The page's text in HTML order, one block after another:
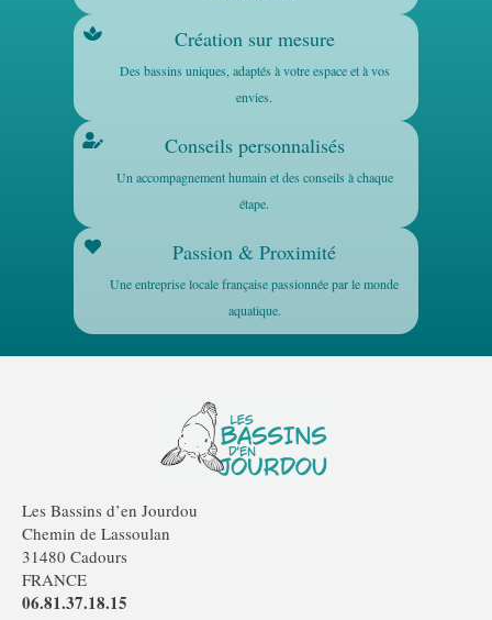
Création sur mesure
Des bassins uniques, adaptés à votre espace et à vos
envies.
Conseils personnalisés
Un accompagnement humain et des conseils à chaque
étape.
Passion & Proximité
Une entreprise locale française passionnée par le monde
aquatique.
Les Bassins d’en Jourdou
Chemin de Lassoulan
31480 Cadours
FRANCE
06.81.37.18.15